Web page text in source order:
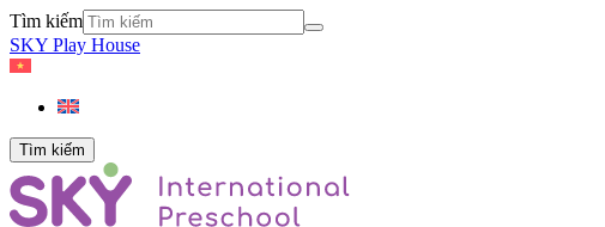
Tìm kiếm
SKY Play House
Tìm kiếm